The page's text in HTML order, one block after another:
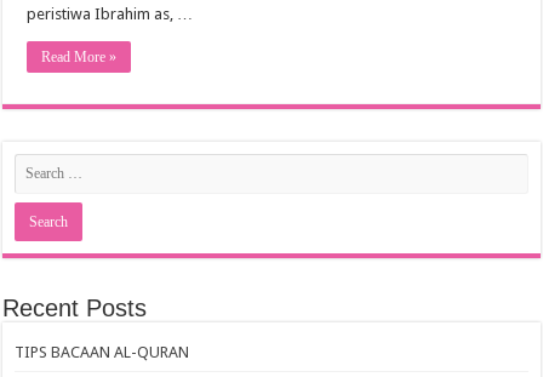
peristiwa Ibrahim as, …
Read More »
Recent Posts
TIPS BACAAN AL-QURAN